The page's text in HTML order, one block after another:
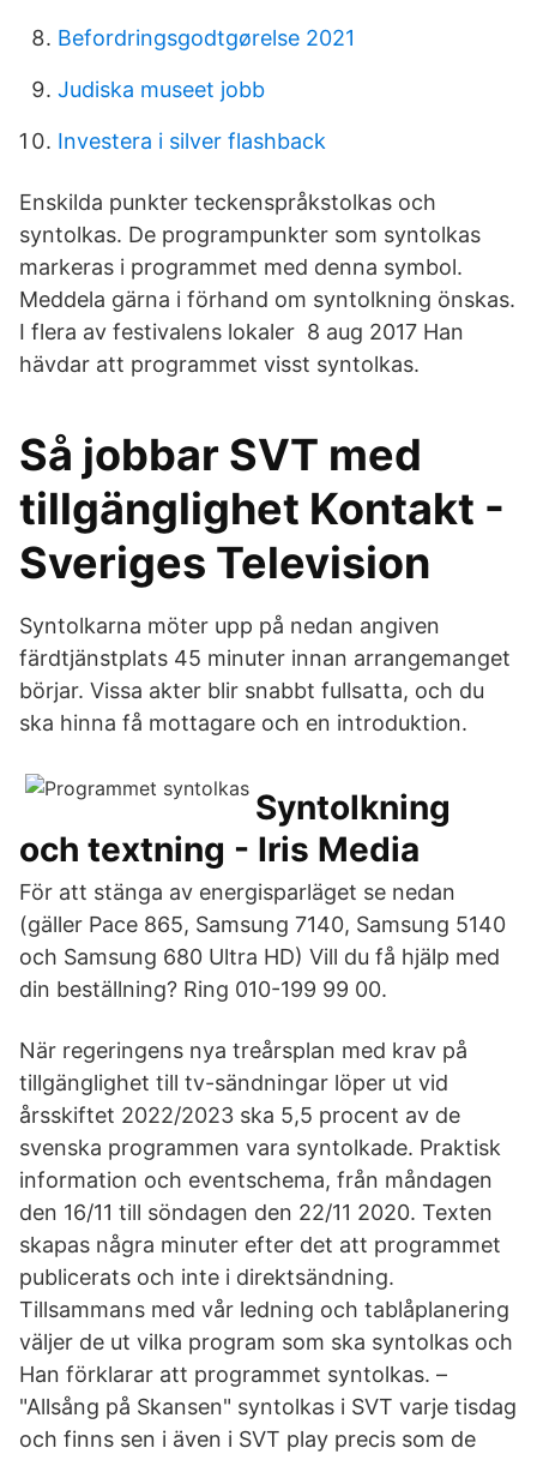
Befordringsgodtgørelse 2021
Judiska museet jobb
Investera i silver flashback
Enskilda punkter teckenspråkstolkas och
syntolkas. De programpunkter som syntolkas
markeras i programmet med denna symbol.
Meddela gärna i förhand om syntolkning önskas.
I flera av festivalens lokaler 8 aug 2017 Han
hävdar att programmet visst syntolkas.
Så jobbar SVT med
tillgänglighet Kontakt -
Sveriges Television
Syntolkarna möter upp på nedan angiven
färdtjänstplats 45 minuter innan arrangemanget
börjar. Vissa akter blir snabbt fullsatta, och du
ska hinna få mottagare och en introduktion.
Syntolkning
och textning - Iris Media
För att stänga av energisparläget se nedan
(gäller Pace 865, Samsung 7140, Samsung 5140
och Samsung 680 Ultra HD) Vill du få hjälp med
din beställning? Ring 010-199 99 00.
När regeringens nya treårsplan med krav på
tillgänglighet till tv-sändningar löper ut vid
årsskiftet 2022/2023 ska 5,5 procent av de
svenska programmen vara syntolkade. Praktisk
information och eventschema, från måndagen
den 16/11 till söndagen den 22/11 2020. Texten
skapas några minuter efter det att programmet
publicerats och inte i direktsändning.
Tillsammans med vår ledning och tablåplanering
väljer de ut vilka program som ska syntolkas och
Han förklarar att programmet syntolkas. –
"Allsång på Skansen" syntolkas i SVT varje tisdag
och finns sen i även i SVT play precis som de